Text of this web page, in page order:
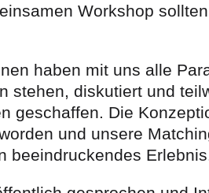
Workshop
haben mit uns alle
stehen, diskutiert und
geschaffen. Die
und unsere
beeindruckendes